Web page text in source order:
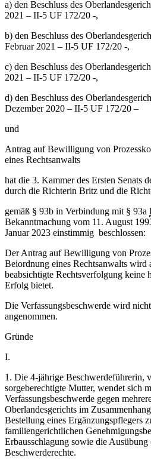
a) den Beschluss des
2021 – II-5 UF 172/20 -,
b) den Beschluss des
Februar 2021 – II-5 UF 172/20 -,
c) den Beschluss des
2021 – II-5 UF 172/20 -,
d) den Beschluss des
Dezember 2020 – II-5 UF 172/20 –
und
Antrag auf Bewilligung von
eines Rechtsanwalts
hat die 3. Kammer des Ersten Senats
durch die Richterin Britz und die
gemäß § 93b in Verbindung mit § 93a
Bekanntmachung vom 11. August
Januar 2023 einstimmig beschlossen:
Der Antrag auf Bewilligung von
Beiordnung eines Rechtsanwalts wird
beabsichtigte Rechtsverfolgung keine
Erfolg bietet.
Die Verfassungsbeschwerde wird
angenommen.
Gründe
I.
1. Die 4-jährige Beschwerdeführerin,
sorgeberechtigte Mutter, wendet sich
Verfassungsbeschwerde gegen
Oberlandesgerichts im
Bestellung eines Ergänzungspflegers
familiengerichtlichen
Erbausschlagung sowie die Ausübung
Beschwerderechte.